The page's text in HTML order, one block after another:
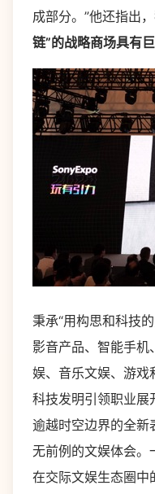
成部分。”他还指出，
链”的战略商场具有
秉承“用构思和科技
影音产品、智能手
娱、音乐文娱、游戏
科技发明引领职业展
逾越时空边界的全新
无前例的文娱体会。
在交际文娱生态圈中